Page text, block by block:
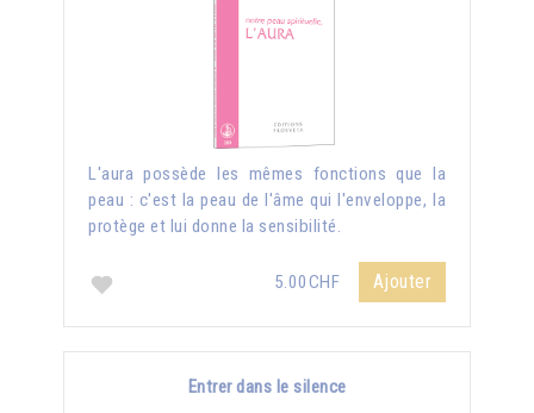
L'aura possède les mêmes fonctions que la
peau : c'est la peau de l'âme qui l'enveloppe, la
protège et lui donne la sensibilité.
5.00CHF Ajouter
Entrer dans le silence